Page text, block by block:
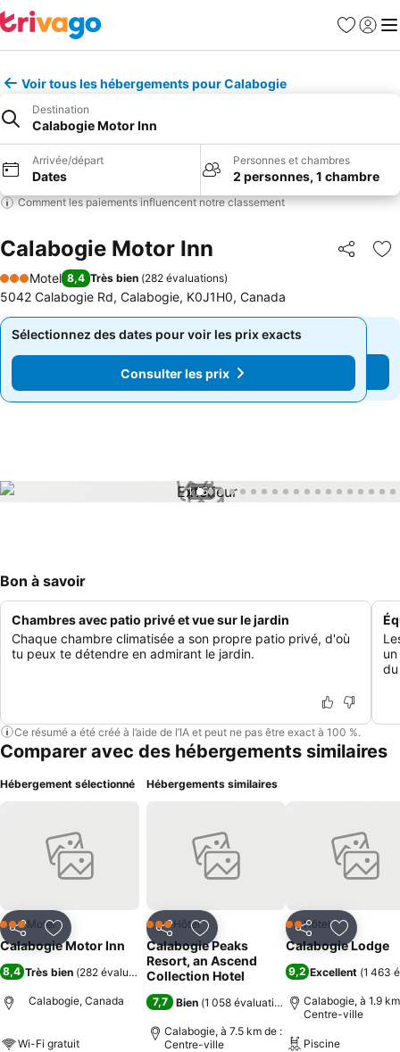
Favoris
Se
Voir tous les hébergements pour Calabogie
Destination
Calabogie Motor Inn
Arrivée/départ
Dates
Personnes et chambres
2 personnes, 1 chambre
Comment les paiements influencent notre classement
Calabogie Motor Inn Partager
3 Étoiles
Motel 8,4 Très bien (282 évaluations)
5042 Calabogie Rd, Calabogie, K0J1H0, Canada
Sélectionnez des dates pour voir les prix exacts
Consulter les prix
Sélectionnez des dates pour voir les prix exacts
Consulter les prix
1 / 51
Bon à savoir
Chambres avec patio privé et vue sur le jardin
Chaque chambre climatisée a son propre patio privé, d'où
tu peux te détendre en admirant le jardin.
Ce résumé a été créé à l’aide de l’IA et peut ne pas être exact à 100 %.
Comparer avec des hébergements similaires
Hébergement sélectionné
PartagerAjouter à mes favoris
3 ÉtoilesMotel
Calabogie Motor Inn
8,4 Très bien (282 évaluations)
Calabogie, Canada
Wi-Fi gratuit
Hébergements similaires
PartagerAjouter à mes favoris
3 ÉtoilesHôtel
Calabogie Peaks
Resort, an Ascend
Collection Hotel
7,7 Bien (1 058 évaluations)
Calabogie, à 7.5 km de :
Centre-ville
PartagerAjouter
2 Étoiles
Hôtel
Calabogie Lodge
9,2 Excellent (1 463
Calabogie, à 1.9
Centre-ville
Piscine